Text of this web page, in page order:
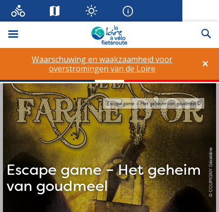
Menu
×
Waarschuwing en waakzaamheid voor
overstromingen van de Loire
Escape game – Het geheim
van goudmeel
Escape game – Het geheim van goudmeel©